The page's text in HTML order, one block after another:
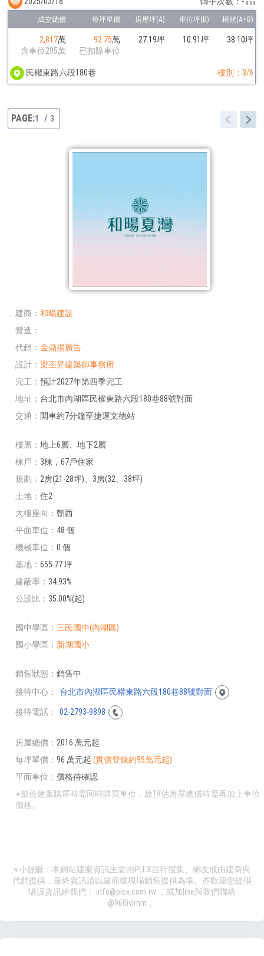
建商
和暘建設
營造
代銷
金鼎揚廣告
設計
梁丕昇建築師事務所
完工
預計2027年第四季完工
地址
台北市內湖區民權東路六段180巷88號對面
交通
開車約7分鐘至捷運文德站
樓層
地上6層、地下2層
棟戶
3棟，67戶住家
規劃
2房(21-28坪)、3房(32、38坪)
土地
住2
大樓座向
朝西
平面車位
48 個
機械車位
0 個
基地
655.77 坪
建蔽率
34.93%
公設比
35.00%(起)
國中學區
三民國中(內湖區)
國小學區
新湖國小
銷售狀態
銷售中
接待中心
台北市內湖區民權東路六段180巷88號對面
接待電話 02-2793-9898
房屋總價
2016 萬元起
每坪單價
96 萬元起(實價登錄約95萬元起)
平面車位
價格待確認
※部份建案購屋時需同時購買車位，故預估房屋總價時需再加上車位
價格。
2,817萬
含車位295萬
92.75萬
已扣除車位
27.19坪 10.91坪 38.10坪
民權東路六段180巷 樓別：3/6
1 3
※小提醒：本網站建案資訊主要由PLEX自行搜集、網友或由建商與
代銷提供，最終資訊請以建商或現場銷售提供為準。亦歡迎您提供
堪誤資訊給我們： info@plex.com.tw ，或加line與我們聯絡
@960ivimm 。